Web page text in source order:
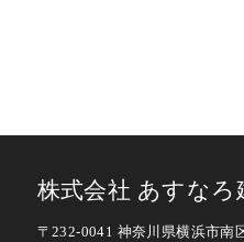
株式会社 あすなろ
〒232-0041 神奈川県横浜市南